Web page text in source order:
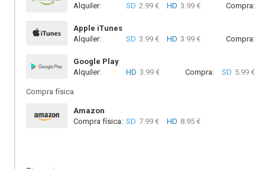
Alquiler:
SD 2.99 € HD 3.99 € Compra:
Apple iTunes
Alquiler:
SD 3.99 € HD 3.99 € Compra:
Google Play
Alquiler:
HD 3.99 € Compra: SD 5.99 €
Compra física
Amazon
Compra física: SD 7.99 € HD 8.95 €